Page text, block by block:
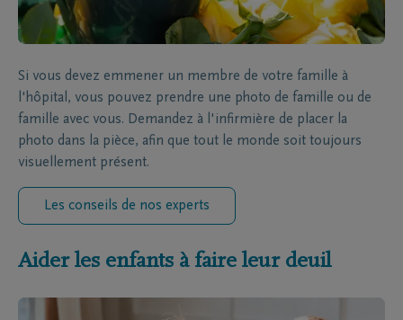
Si vous devez emmener un membre de votre famille à
l'hôpital, vous pouvez prendre une photo de famille ou de
famille avec vous. Demandez à l'infirmière de placer la
photo dans la pièce, afin que tout le monde soit toujours
visuellement présent.
Les conseils de nos experts
Aider les enfants à faire leur deuil